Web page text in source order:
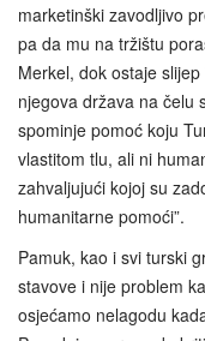
marketinški zavodljivo
pa da mu na tržištu
Merkel, dok ostaje
njegova država na čelu
spominje pomoć koju
vlastitom tlu, ali ni
zahvaljujući kojoj su
humanitarne pomoći”.
Pamuk, kao i svi turski
stavove i nije problem
osjećamo nelagodu